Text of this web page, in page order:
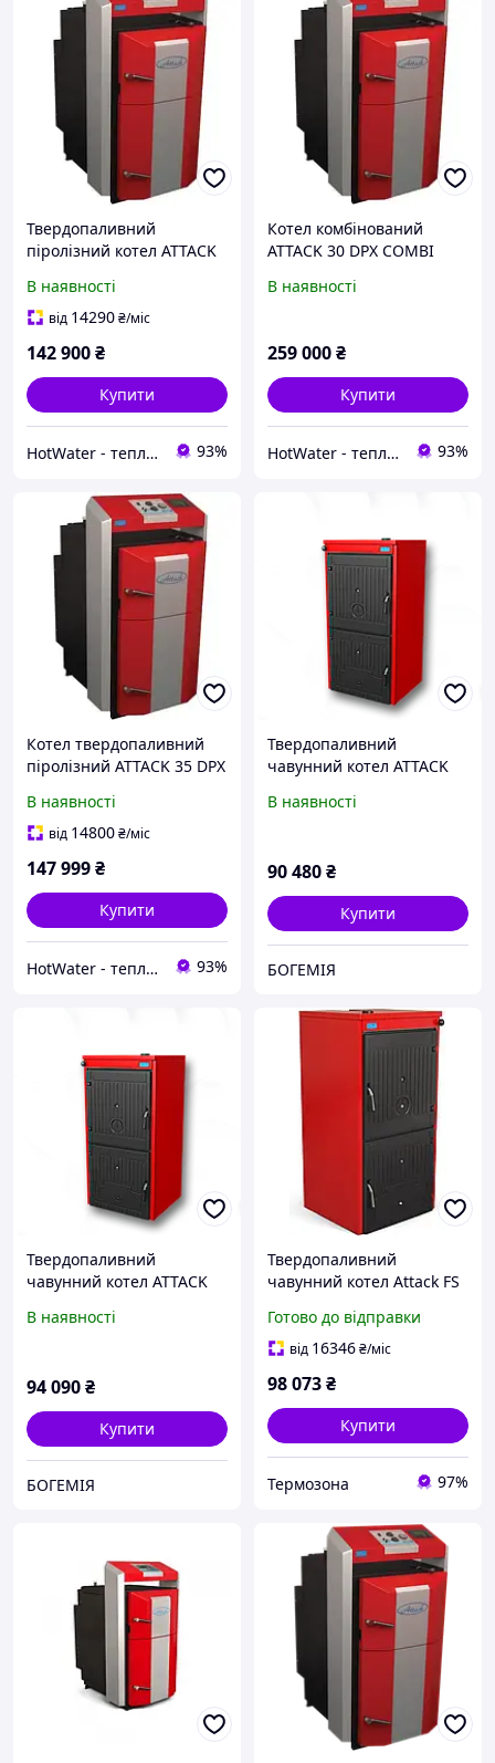
Твердопаливний
піролізний котел ATTACK
В наявності
від 14290₴/міс
142 900₴
Купити
HotWater - тепло, комфорт та енергія вашого будинку 93%
Котел комбінований
ATTACK 30 DPX COMBI
В наявності
259 000₴
Купити
HotWater - тепло, комфорт та енергія вашого будинку 93%
Котел твердопаливний
піролізний ATTACK 35 DPX
В наявності
від 14800₴/міс
147 999₴
Купити
HotWater - тепло, комфорт та енергія вашого будинку 93%
Твердопаливний
чавунний котел ATTACK
(потужність 32кВт)
В наявності
90 480₴
Купити
БОГЕМІЯ
Твердопаливний
чавунний котел ATTACK
(потужність 38кВт)
В наявності
94 090₴
Купити
БОГЕМІЯ
Твердопаливний
чавунний котел Attack FS
кВт)
Готово до відправки
від 16346₴/міс
98 073₴
Купити
Термозона 97%